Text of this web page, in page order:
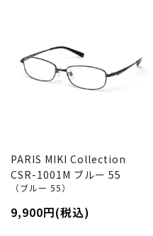
PARIS MIKI Collection
CSR-1001M ブルー 55
（ブルー 55）
9,900円(税込)